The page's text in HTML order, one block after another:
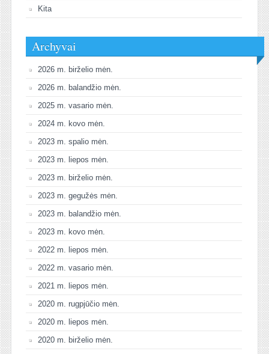
Kita
Archyvai
2026 m. birželio mėn.
2026 m. balandžio mėn.
2025 m. vasario mėn.
2024 m. kovo mėn.
2023 m. spalio mėn.
2023 m. liepos mėn.
2023 m. birželio mėn.
2023 m. gegužės mėn.
2023 m. balandžio mėn.
2023 m. kovo mėn.
2022 m. liepos mėn.
2022 m. vasario mėn.
2021 m. liepos mėn.
2020 m. rugpjūčio mėn.
2020 m. liepos mėn.
2020 m. birželio mėn.